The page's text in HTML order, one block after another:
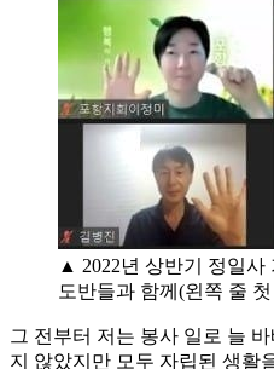
▲ 2022년 상반기 정일사
도반들과 함께(왼쪽 줄
그 전부터 저는 봉사 일로 늘
지 않았지만 모두 자립된 생활